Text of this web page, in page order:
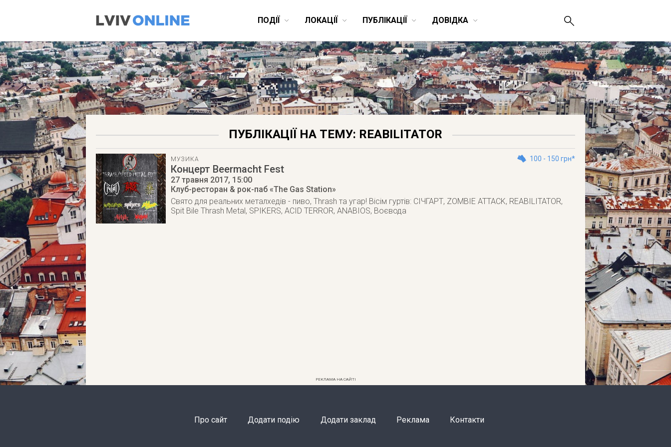
ПОДІЇ ЛОКАЦІЇ ПУБЛІКАЦІЇ ДОВІДКА
ПУБЛІКАЦІЇ НА ТЕМУ: REABILITATOR
МУЗИКА 100 - 150 грн*
Концерт Beermacht Fest
27 травня 2017, 15:00
Клуб-ресторан & рок-паб «The Gas Station»
Cвято для реальних металхедів - пиво, Thrash та угар! Вісім гуртів: СІЧГАРТ, ZOMBIE ATTACK, REABILITATOR,
Spit Bile Thrash Metal, SPIKERS, ACID TERROR, ANABIOS, Воєвода
РЕКЛАМА НА САЙТІ
Про сайт Додати подію Додати заклад Реклама Контакти